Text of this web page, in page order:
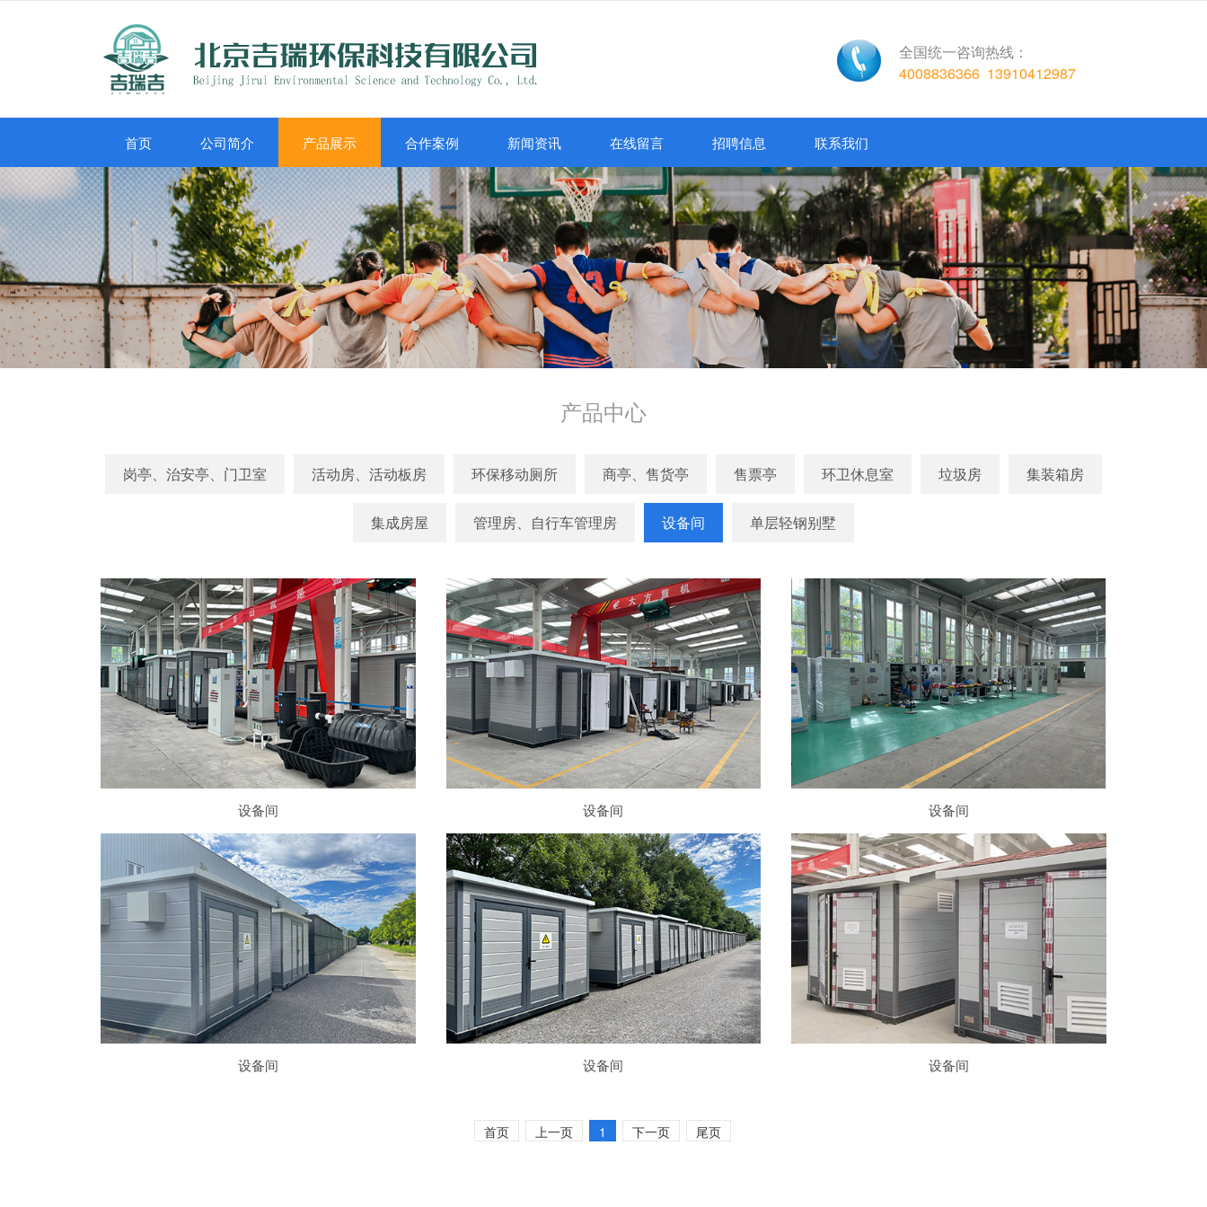
全国统一咨询热线：
4008836366 13910412987
首页 公司简介 产品展示 合作案例 新闻资讯 在线留言 招聘信息 联系我们
产品中心
岗亭、治安亭、门卫室 活动房、活动板房 环保移动厕所 商亭、售货亭 售票亭 环卫休息室 垃圾房 集装箱房
集成房屋 管理房、自行车管理房 设备间 单层轻钢别墅
设备间 设备间 设备间
设备间 设备间 设备间
首页 上一页 1 下一页 尾页